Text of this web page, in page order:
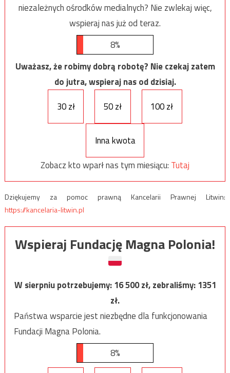
niezależnych ośrodków medialnych? Nie zwlekaj więc,
wspieraj nas już od teraz.
8%
Uważasz, że robimy dobrą robotę? Nie czekaj zatem
do jutra, wspieraj nas od dzisiaj.
30 zł
50 zł 100 zł
Inna kwota
Zobacz kto wparł nas tym miesiącu: Tutaj
Dziękujemy za pomoc prawną Kancelarii Prawnej Litwin:
https://kancelaria-litwin.pl
Wspieraj Fundację Magna Polonia!
W sierpniu potrzebujemy:16 500zł, zebraliśmy:1351
zł.
Państwa wsparcie jest niezbędne dla funkcjonowania
Fundacji Magna Polonia.
8%